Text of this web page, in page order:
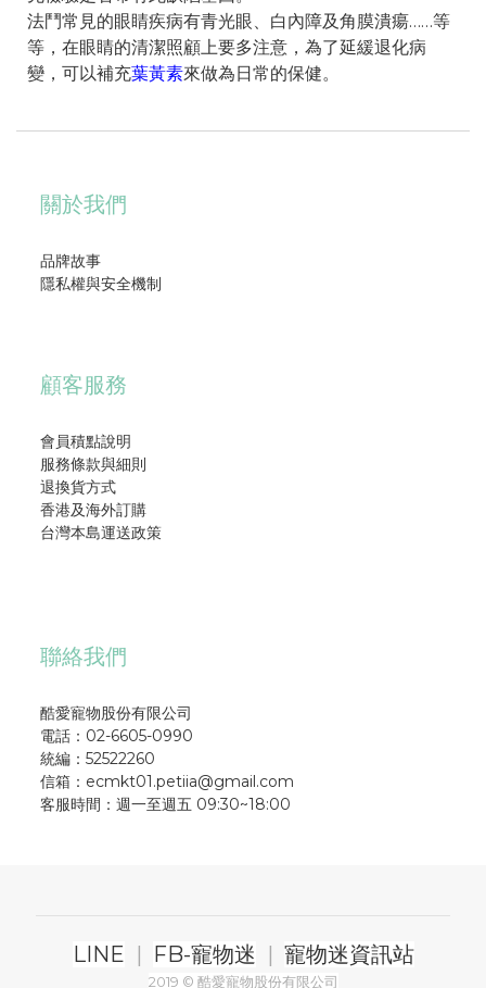
法鬥常見的眼睛疾病有青光眼、白內障及角膜潰瘍……等
等，在眼睛的清潔照顧上要多注意，為了延緩退化病
變，可以補充葉黃素來做為日常的保健。
關於我們
品牌故事
隱私權與安全機制
顧客服務
會員積點說明
服務條款與細則
退換貨方式
香港及海外訂購
台灣本島運送政策
聯絡我們
酷愛寵物股份有限公司
電話：02-6605-0990
統編：52522260
信箱：ecmkt01.petiia@gmail.com
客服時間：週一至週五 09:30~18:00
LINE | FB-寵物迷 | 寵物迷資訊站
2019 © 酷愛寵物股份有限公司